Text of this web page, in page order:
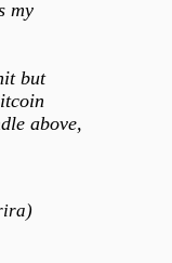
my
but
above,